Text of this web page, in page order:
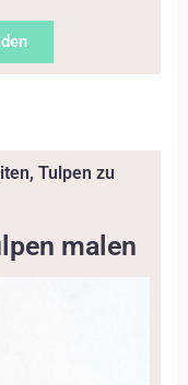
Tulpen zu
malen